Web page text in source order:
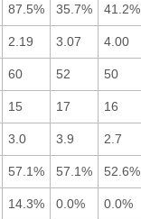
87.5% 35.7% 41.2%
2.19 3.07 4.00
60 52 50
15 17 16
3.0 3.9 2.7
57.1% 57.1% 52.6%
14.3% 0.0% 0.0%